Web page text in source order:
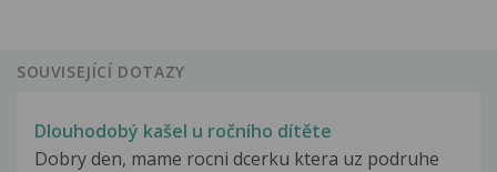
SOUVISEJÍCÍ DOTAZY
Dlouhodobý kašel u ročního dítěte
Dobry den, mame rocni dcerku ktera uz podruhe